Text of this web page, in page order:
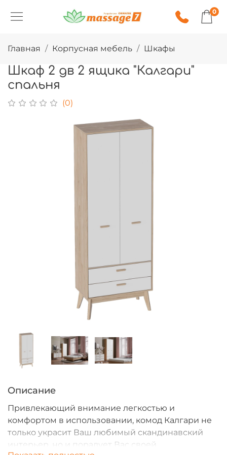
0
Главная Корпусная мебель Шкафы
Шкаф 2 дв 2 ящика "Калгари"
спальня
(0)
Описание
Привлекающий внимание легкостью и
комфортом в использовании, комод Калгари не
только украсит Ваш любимый скандинавский
интерьер, но и порадует Вас своей